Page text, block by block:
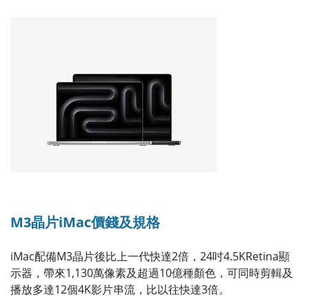
M3晶片iMac價錢及規格
iMac配備M3晶片後比上一代快達2倍，24吋4.5KRetina顯
示器，帶來1,130萬像素及超過10億種顏色，可同時剪輯及
播放多達12個4K影片串流，比以往快達3倍。